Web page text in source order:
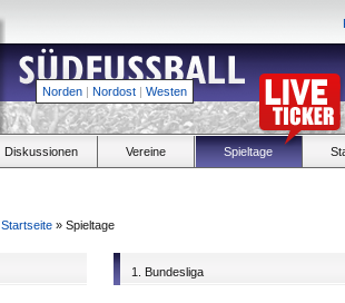
Norden | Nordost | Westen
Diskussionen Vereine Spieltage
Startseite » Spieltage
1. Bundesliga